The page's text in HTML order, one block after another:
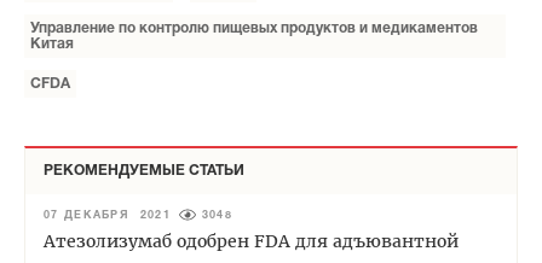
Управление по контролю пищевых продуктов и медикаментов
Китая
CFDA
РЕКОМЕНДУЕМЫЕ СТАТЬИ
07 ДЕКАБРЯ 2021 3048
Атезолизумаб одобрен FDA для адъювантной